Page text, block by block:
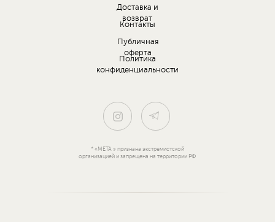
Доставка и
возврат
Контакты
Публичная
оферта
Политика
конфиденциальности
* «META » признана экстремистской
организацией и запрещена на территории РФ